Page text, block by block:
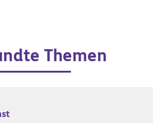
Themen